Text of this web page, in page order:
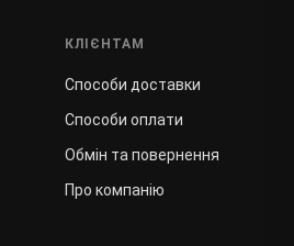
КЛІЄНТАМ
Способи доставки
Способи оплати
Обмін та повернення
Про компанію